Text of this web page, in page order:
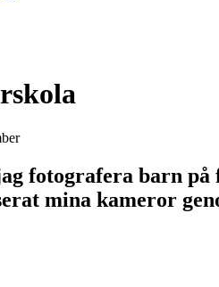
fotografera barn
mina kameror